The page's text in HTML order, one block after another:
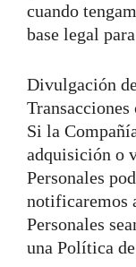
cuando
base legal
Divulgación
Si la
adquisición o
Personales
notificaremos
Personales
una Política